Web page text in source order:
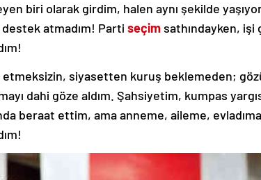
biri olarak girdim, halen aynı şekilde
atmadım! Parti seçim sathındayken, işi
siyasetten kuruş beklemeden;
dahi göze aldım. Şahsiyetim, kumpas
beraat ettim, ama anneme, aileme, evladıma